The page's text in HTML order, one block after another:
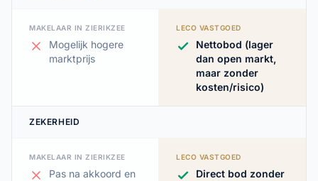
MAKELAAR IN ZIERIKZEE
Mogelijk hogere
marktprijs
LECO VASTGOED
Nettobod (lager
dan open markt,
maar zonder
kosten/risico)
ZEKERHEID
MAKELAAR IN ZIERIKZEE
Pas na akkoord en
LECO VASTGOED
Direct bod zonder